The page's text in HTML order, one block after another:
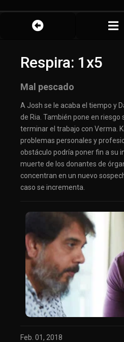
Respira: 1x5
Mal pescado
A Josh se le acaba el tiempo y
de Ria. También pone en riesgo
terminar el trabajo con Verma.
problemas personales y
obstáculo podría poner fin a su
muerte de los donantes de
concentran en un nuevo
caso se incrementa.
Feb. 01, 2018